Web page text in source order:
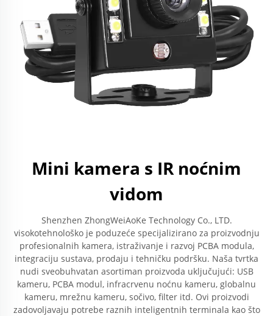
Mini kamera s IR noćnim
vidom
Shenzhen ZhongWeiAoKe Technology Co., LTD.
visokotehnološko je poduzeće specijalizirano za proizvodnju
profesionalnih kamera, istraživanje i razvoj PCBA modula,
integraciju sustava, prodaju i tehničku podršku. Naša tvrtka
nudi sveobuhvatan asortiman proizvoda uključujući: USB
kameru, PCBA modul, infracrvenu noćnu kameru, globalnu
kameru, mrežnu kameru, sočivo, filter itd. Ovi proizvodi
zadovoljavaju potrebe raznih inteligentnih terminala kao što